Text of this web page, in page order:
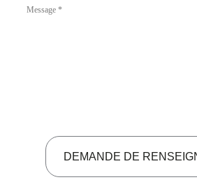
DEMANDE DE